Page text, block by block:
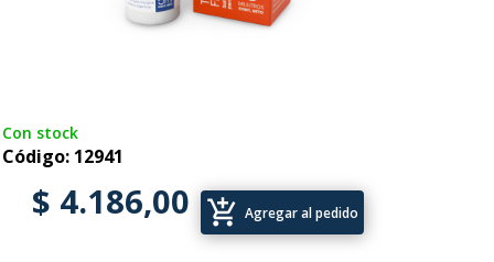
Con stock
Código: 12941
$ 4.186,00 add_shopping_cart Agregar al pedido